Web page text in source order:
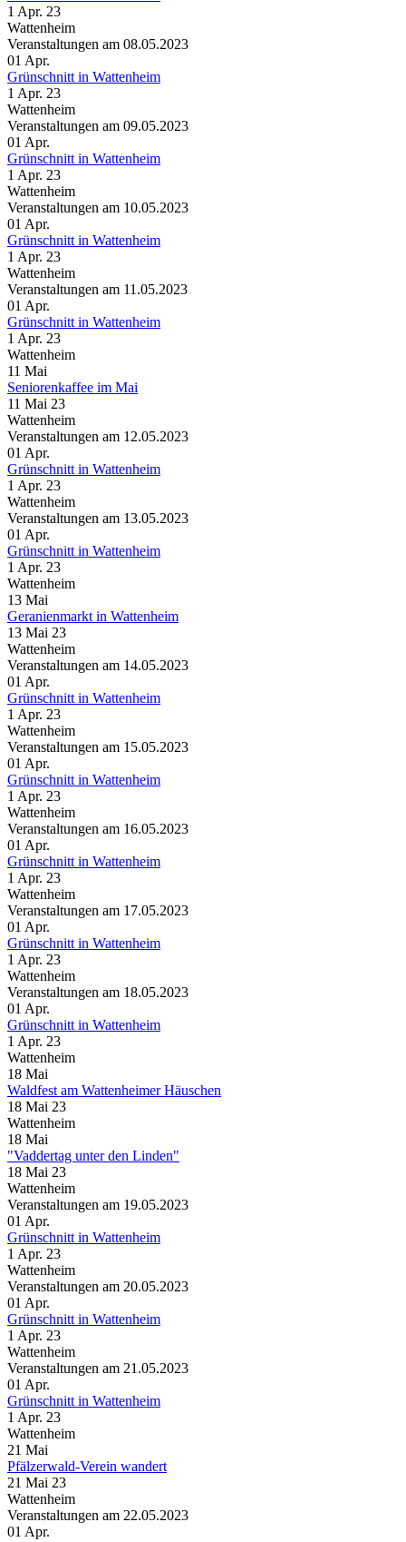
1 Apr. 23
Wattenheim
Veranstaltungen am 08.05.2023
01 Apr.
Grünschnitt in Wattenheim
1 Apr. 23
Wattenheim
Veranstaltungen am 09.05.2023
01 Apr.
Grünschnitt in Wattenheim
1 Apr. 23
Wattenheim
Veranstaltungen am 10.05.2023
01 Apr.
Grünschnitt in Wattenheim
1 Apr. 23
Wattenheim
Veranstaltungen am 11.05.2023
01 Apr.
Grünschnitt in Wattenheim
1 Apr. 23
Wattenheim
11 Mai
Seniorenkaffee im Mai
11 Mai 23
Wattenheim
Veranstaltungen am 12.05.2023
01 Apr.
Grünschnitt in Wattenheim
1 Apr. 23
Wattenheim
Veranstaltungen am 13.05.2023
01 Apr.
Grünschnitt in Wattenheim
1 Apr. 23
Wattenheim
13 Mai
Geranienmarkt in Wattenheim
13 Mai 23
Wattenheim
Veranstaltungen am 14.05.2023
01 Apr.
Grünschnitt in Wattenheim
1 Apr. 23
Wattenheim
Veranstaltungen am 15.05.2023
01 Apr.
Grünschnitt in Wattenheim
1 Apr. 23
Wattenheim
Veranstaltungen am 16.05.2023
01 Apr.
Grünschnitt in Wattenheim
1 Apr. 23
Wattenheim
Veranstaltungen am 17.05.2023
01 Apr.
Grünschnitt in Wattenheim
1 Apr. 23
Wattenheim
Veranstaltungen am 18.05.2023
01 Apr.
Grünschnitt in Wattenheim
1 Apr. 23
Wattenheim
18 Mai
Waldfest am Wattenheimer Häuschen
18 Mai 23
Wattenheim
18 Mai
"Vaddertag unter den Linden"
18 Mai 23
Wattenheim
Veranstaltungen am 19.05.2023
01 Apr.
Grünschnitt in Wattenheim
1 Apr. 23
Wattenheim
Veranstaltungen am 20.05.2023
01 Apr.
Grünschnitt in Wattenheim
1 Apr. 23
Wattenheim
Veranstaltungen am 21.05.2023
01 Apr.
Grünschnitt in Wattenheim
1 Apr. 23
Wattenheim
21 Mai
Pfälzerwald-Verein wandert
21 Mai 23
Wattenheim
Veranstaltungen am 22.05.2023
01 Apr.